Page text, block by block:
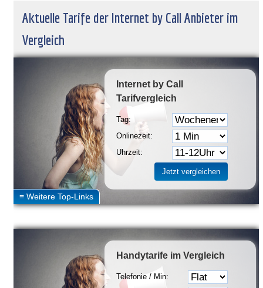
Aktuelle Tarife der Internet by Call Anbieter im
Vergleich
Internet by Call
Tarifvergleich
Tag:
Onlinezeit:
Uhrzeit:
Handytarife im Vergleich
Telefonie / Min: